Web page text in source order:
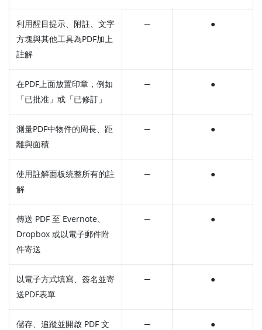
利用醒目提示、附註、文字
方塊與其他工具為PDF加上
註解
─ ●
在PDF上面放置印章，例如
「已批准」或「已修訂」
─ ●
測量PDF中物件的周長、距
離與面積
─ ●
使用註解面板統整所有的註
解
─ ●
傳送 PDF 至 Evernote、
Dropbox 或以電子郵件附
件寄送
─ ●
以電子方式填寫、簽名並寄
送PDF表單
─ ●
儲存、追蹤並開啟 PDF 文
─ ●